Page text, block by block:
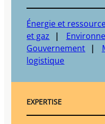
Énergie et
et gaz
Gouvernement
logistique
EXPERTISE